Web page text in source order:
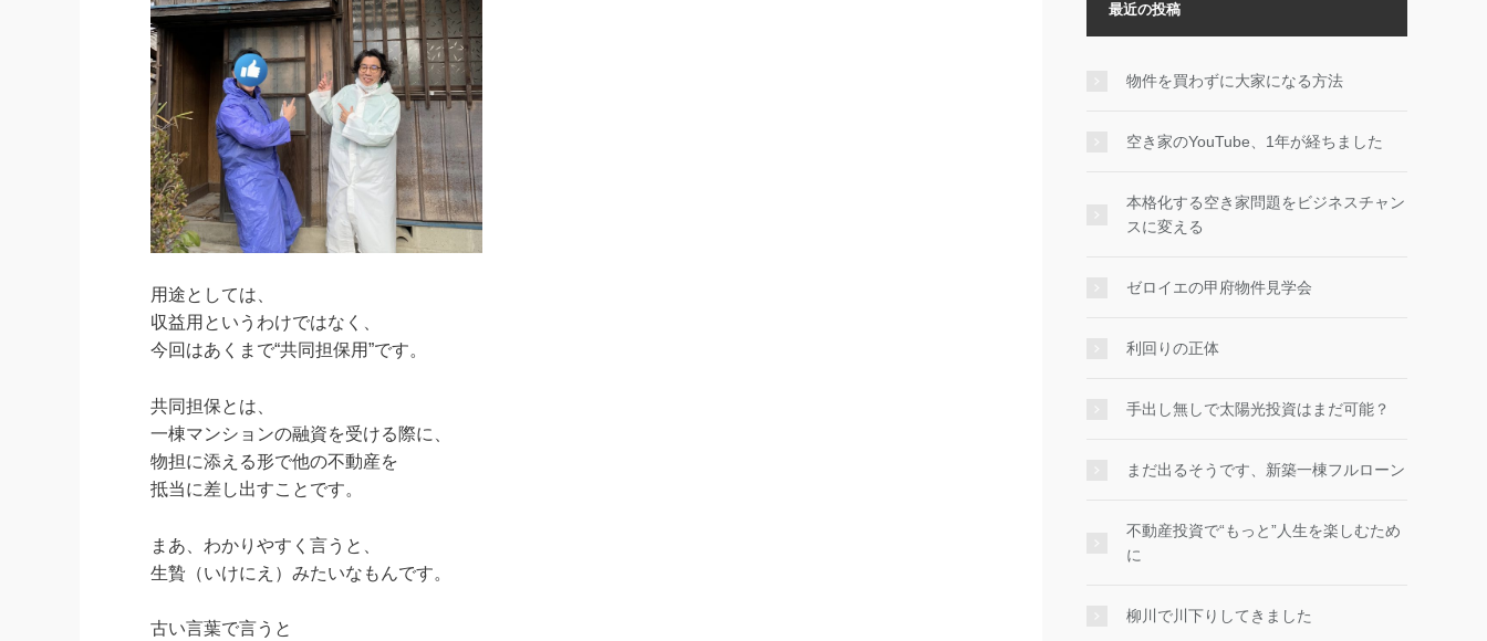
用途としては、
収益用というわけではなく、
今回はあくまで“共同担保用”です。
共同担保とは、
一棟マンションの融資を受ける際に、
物担に添える形で他の不動産を
抵当に差し出すことです。
まあ、わかりやすく言うと、
生贄（いけにえ）みたいなもんです。
古い言葉で言うと
最近の投稿
物件を買わずに大家になる方法
空き家のYouTube、1年が経ちました
本格化する空き家問題をビジネスチャン
スに変える
ゼロイエの甲府物件見学会
利回りの正体
手出し無しで太陽光投資はまだ可能？
まだ出るそうです、新築一棟フルローン
不動産投資で“もっと”人生を楽しむため
に
柳川で川下りしてきました